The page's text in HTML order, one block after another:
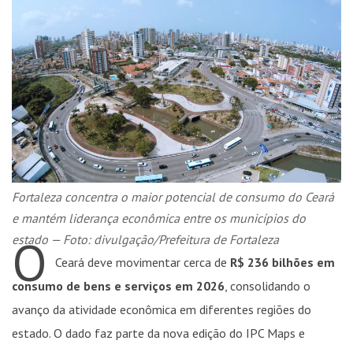
Fortaleza concentra o maior potencial de consumo do Ceará
e mantém liderança econômica entre os municípios do
estado — Foto: divulgação/Prefeitura de Fortaleza
O Ceará deve movimentar cerca de R$ 236 bilhões em
consumo de bens e serviços em 2026, consolidando o
avanço da atividade econômica em diferentes regiões do
estado. O dado faz parte da nova edição do IPC Maps e